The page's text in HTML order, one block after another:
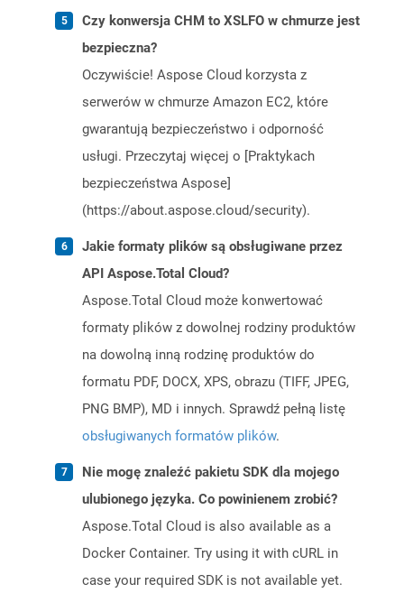
Czy konwersja CHM to XSLFO w chmurze jest
bezpieczna?
Oczywiście! Aspose Cloud korzysta z
serwerów w chmurze Amazon EC2, które
gwarantują bezpieczeństwo i odporność
usługi. Przeczytaj więcej o [Praktykach
bezpieczeństwa Aspose]
(https://about.aspose.cloud/security).
Jakie formaty plików są obsługiwane przez
API Aspose.Total Cloud?
Aspose.Total Cloud może konwertować
formaty plików z dowolnej rodziny produktów
na dowolną inną rodzinę produktów do
formatu PDF, DOCX, XPS, obrazu (TIFF, JPEG,
PNG BMP), MD i innych. Sprawdź pełną listę
obsługiwanych formatów plików.
Nie mogę znaleźć pakietu SDK dla mojego
ulubionego języka. Co powinienem zrobić?
Aspose.Total Cloud is also available as a
Docker Container. Try using it with cURL in
case your required SDK is not available yet.